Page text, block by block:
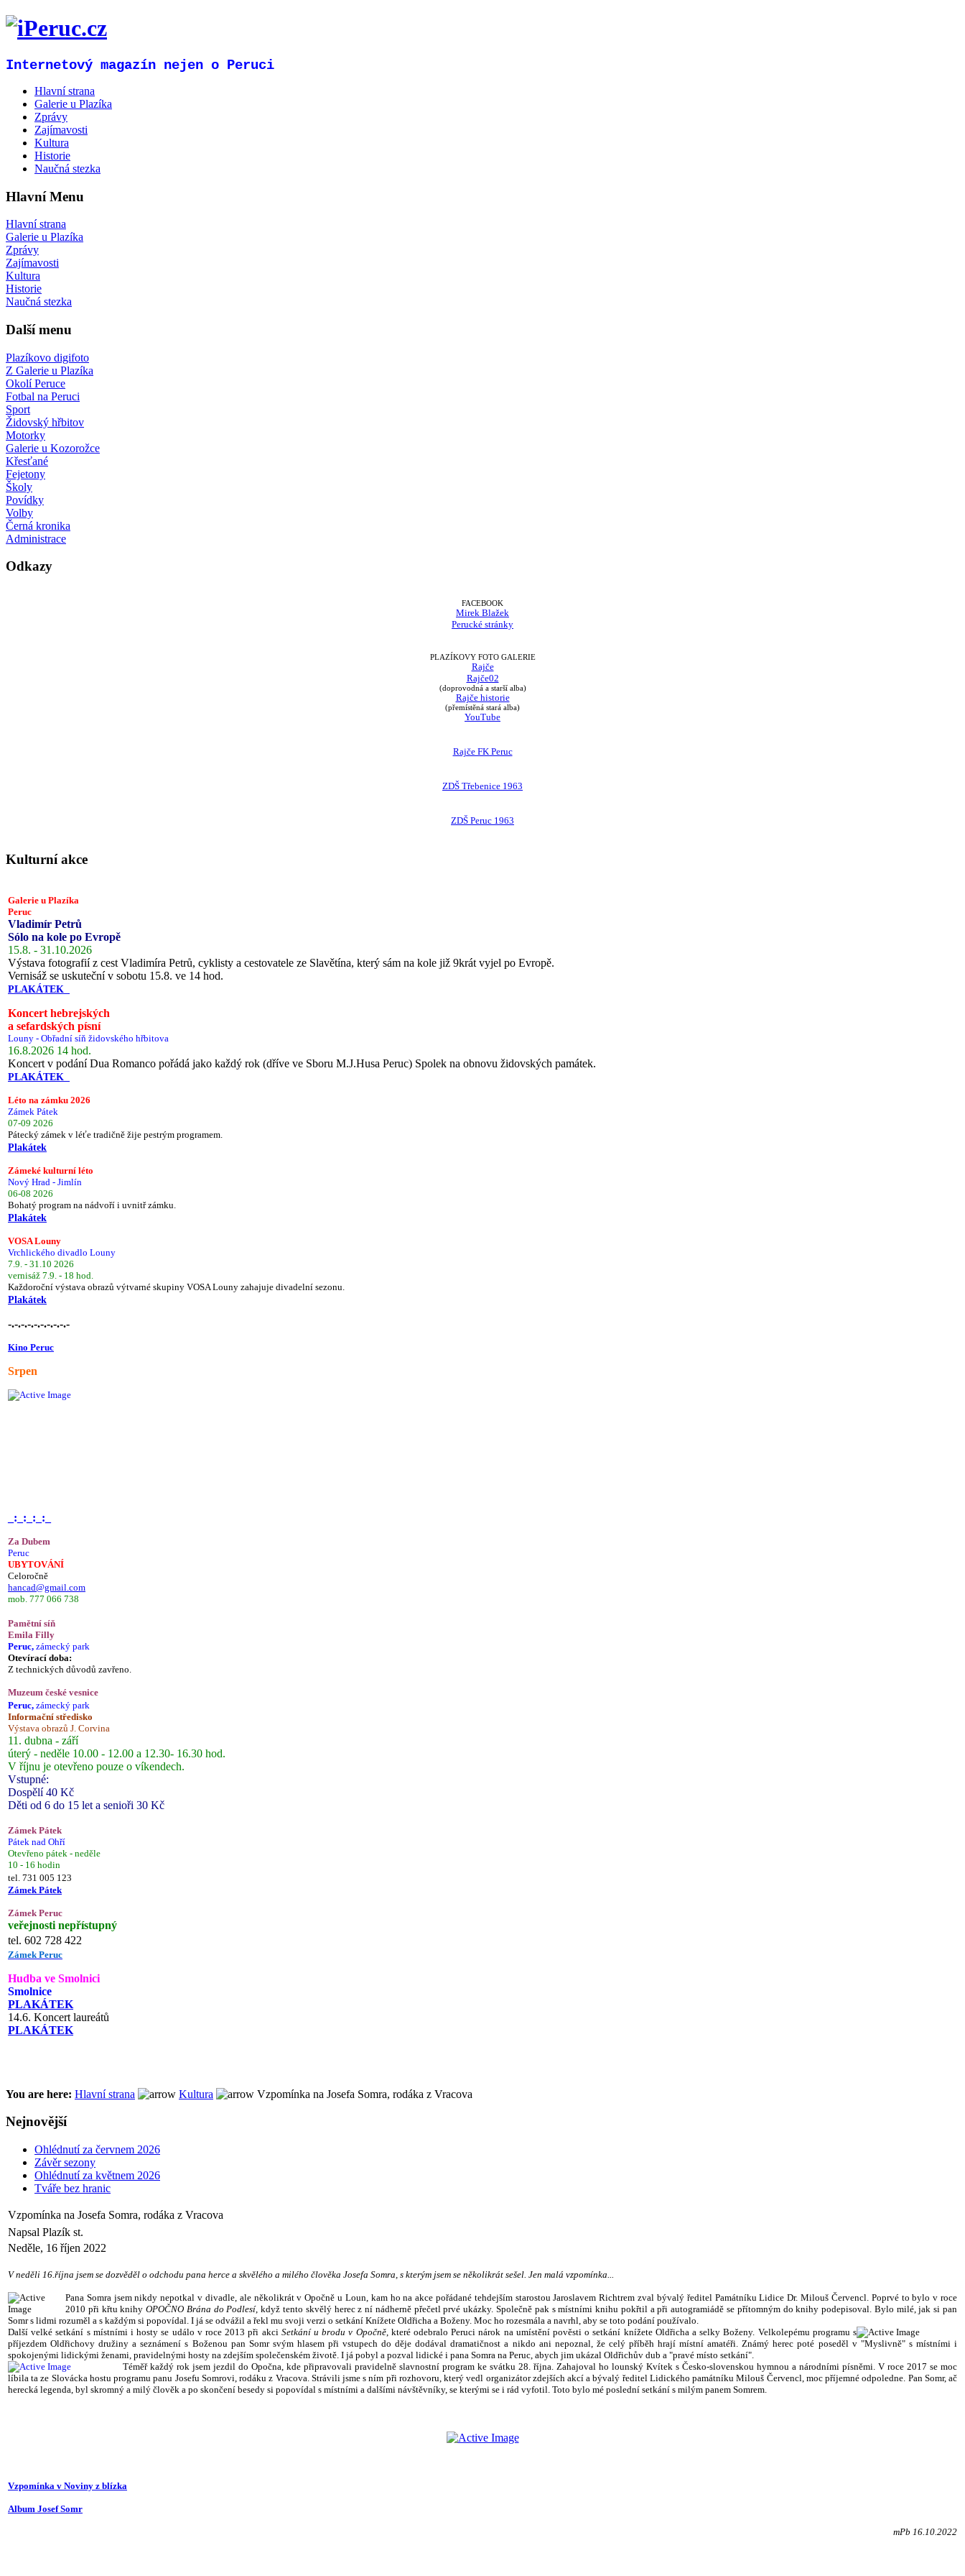
Internetový magazín nejen o Peruci
Hlavní strana
Galerie u Plazíka
Zprávy
Zajímavosti
Kultura
Historie
Naučná stezka
Hlavní Menu
Hlavní strana
Galerie u Plazíka
Zprávy
Zajímavosti
Kultura
Historie
Naučná stezka
Další menu
Plazíkovo digifoto
Z Galerie u Plazíka
Okolí Peruce
Fotbal na Peruci
Sport
Židovský hřbitov
Motorky
Galerie u Kozorožce
Křesťané
Fejetony
Školy
Povídky
Volby
Černá kronika
Administrace
Odkazy
FACEBOOK
Mirek Blažek
Perucké stránky
PLAZÍKOVY FOTO GALERIE
Rajče
Rajče02
(doprovodná a starší alba)
Rajče historie
(přemístěná stará alba)
YouTube
Rajče FK Peruc
ZDŠ Třebenice 1963
ZDŠ Peruc 1963
Kulturní akce
Galerie u Plazíka
Peruc
Vladimír Petrů
Sólo na kole po Evropě
15.8. - 31.10.2026
Výstava fotografií z cest Vladimíra Petrů, cyklisty a cestovatele ze Slavětína, který sám na kole již 9krát vyjel po Evropě.
Vernisáž se uskuteční v sobotu 15.8. ve 14 hod.
PLAKÁTEK
Koncert hebrejských
a sefardských písní
Louny - Obřadní síň židovského hřbitova
16.8.2026 14 hod.
Koncert v podání Dua Romanco pořádá jako každý rok (dříve ve Sboru M.J.Husa Peruc) Spolek na obnovu židovských památek.
PLAKÁTEK
Léto na zámku 2026
Zámek Pátek
07-09 2026
Pátecký zámek v léťe tradičně žije pestrým programem.
Plakátek
Zámeké kulturní léto
Nový Hrad - Jimlín
06-08 2026
Bohatý program na nádvoří i uvnitř zámku.
Plakátek
VOSA Louny
Vrchlického divadlo Louny
7.9. - 31.10 2026
vernisáž 7.9. - 18 hod.
Každoroční výstava obrazů výtvarné skupiny VOSA Louny zahajuje divadelní sezonu.
Plakátek
-.-.-.-.-.-.-.-.-.-
Kino Peruc
Srpen
_:_:_:_:_
Za Dubem
Peruc
UBYTOVÁNÍ
Celoročně
hancad@gmail.com
mob. 777 066 738
Pamětní síň
Emila Filly
Peruc, zámecký park
Otevírací doba:
Z technických důvodů zavřeno.
Muzeum české vesnice
Peruc, zámecký park
Informační středisko
Výstava obrazů J. Corvina
11. dubna - září
úterý - neděle 10.00 - 12.00 a 12.30- 16.30 hod.
V říjnu je otevřeno pouze o víkendech.
Vstupné:
Dospělí 40 Kč
Děti od 6 do 15 let a senioři 30 Kč
Zámek Pátek
Pátek nad Ohří
Otevřeno pátek - neděle
10 - 16 hodin
tel. 731 005 123
Zámek Pátek
Zámek Peruc
veřejnosti nepřístupný
tel. 602 728 422
Zámek Peruc
Hudba ve Smolnici
Smolnice
PLAKÁTEK
14.6. Koncert laureátů
PLAKÁTEK
You are here: Hlavní strana Kultura Vzpomínka na Josefa Somra, rodáka z Vracova
Nejnovější
Ohlédnutí za červnem 2026
Závěr sezony
Ohlédnutí za květnem 2026
Tváře bez hranic
Vzpomínka na Josefa Somra, rodáka z Vracova
Napsal Plazík st.
Neděle, 16 říjen 2022
V neděli 16.října jsem se dozvěděl o odchodu pana herce a skvělého a milého člověka Josefa Somra, s kterým jsem se několikrát sešel. Jen malá vzpomínka...
Pana Somra jsem nikdy nepotkal v divadle, ale několikrát v Opočně u Loun, kam ho na akce pořádané tehdejším starostou Jaroslavem Richtrem zval bývalý ředitel Památníku Lidice Dr. Milouš Červencl. Poprvé to bylo v roce
2010 při křtu knihyOPOČNO Brána do Podlesí, když tento skvělý herec z ní nádherně přečetl prvé ukázky. Společně pak s místními knihu pokřtil a při autogramiádě se přítomným do knihy podepisoval. Bylo milé, jak si pan
Somr s lidmi rozuměl a s každým si popovídal. I já se odvážil a řekl mu svoji verzi o setkání Knížete Oldřicha a Boženy. Moc ho rozesmála a navrhl, aby se toto podání používalo.
Další velké setkání s místními i hosty se událo v roce 2013 při akci Setkání u brodu v Opočně, které odebralo Peruci nárok naumístění pověsti o setkání knížete Oldřicha a selky Boženy. Velkolepému programu s
příjezdem Oldřichovy družiny a seznámení s Boženou pan Somr svým hlasem při vstupech do děje dodával dramatičnost a nikdo ani nepoznal, že celý příběh hrají místní amatéři. Známý herec poté poseděl v "Myslivně" s místními i
spokojenými lidickými ženami, pravidelnými hosty na zdejším společenském životě. I já pobyl a pozval lidické i pana Somra na Peruc, abych jim ukázal Oldřichův dub a "pravé místo setkání".
Téměř každý rok jsem jezdil do Opočna, kde připravovali pravidelně slavnostní program ke svátku 28. října. Zahajoval ho lounský Kvítek s Česko-slovenskou hymnou a národními písněmi. V roce 2017 se moc
líbila ta ze Slovácka hostu programu panu Josefu Somrovi, rodáku z Vracova. Strávili jsme s ním při rozhovoru, který vedl organizátor zdejších akcí a bývalý ředitel Lidického památníku Milouš Červencl, moc příjemné odpoledne. Pan Somr, ač
herecká legenda, byl skromný a milý člověk a po skončení besedy si popovídal s místními a dalšími návštěvníky, se kterými se i rád vyfotil. Toto bylo mé poslední setkání s milým panem Somrem.
Vzpomínka v Noviny z blízka
Album Josef Somr
mPb 16.10.2022